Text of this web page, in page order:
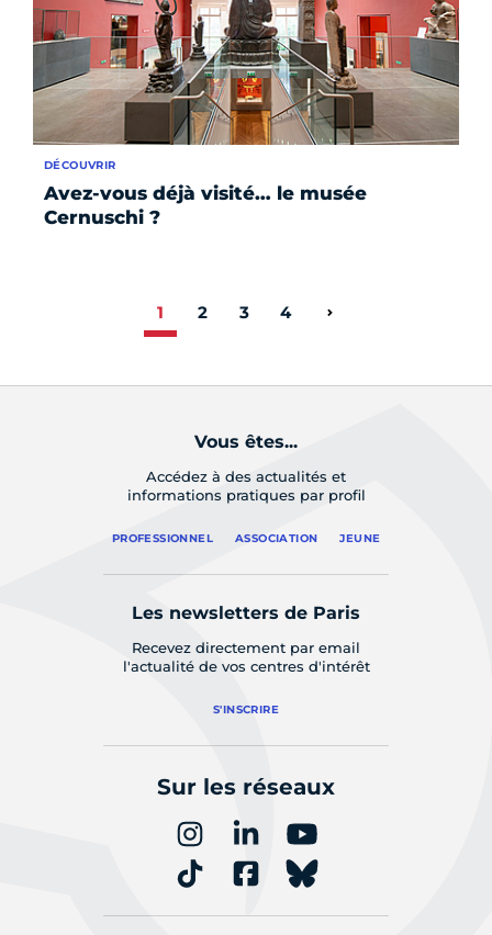
Avez-vous déjà visité… le musée
Cernuschi ?
DÉCOUVRIR
1 2 3 4 Page suivante
Vous êtes...
Accédez à des actualités et
informations pratiques par profil
PROFESSIONNEL ASSOCIATION JEUNE
Les newsletters de Paris
Recevez directement par email
l'actualité de vos centres d'intérêt
S'INSCRIRE
Sur les réseaux